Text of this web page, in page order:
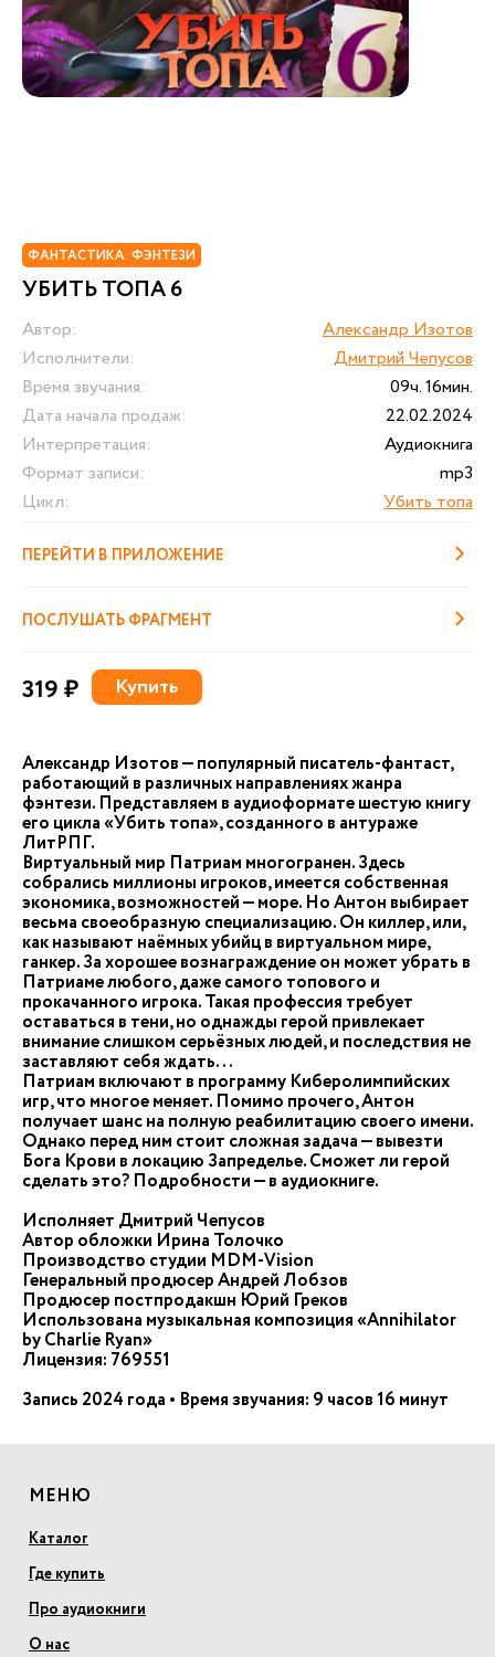
ФАНТАСТИКА. ФЭНТЕЗИ
УБИТЬ ТОПА 6
Автор:
Александр Изотов
Исполнители:
Дмитрий Чепусов
Время звучания:
09ч. 16мин.
Дата начала продаж:
22.02.2024
Интерпретация:
Аудиокнига
Формат записи:
mp3
Цикл:
Убить топа
ПЕРЕЙТИ В ПРИЛОЖЕНИЕ
ПОСЛУШАТЬ ФРАГМЕНТ
319 ₽ Купить
Александр Изотов — популярный писатель-фантаст,
работающий в различных направлениях жанра
фэнтези. Представляем в аудиоформате шестую книгу
его цикла «Убить топа», созданного в антураже
ЛитРПГ.
Виртуальный мир Патриам многогранен. Здесь
собрались миллионы игроков, имеется собственная
экономика, возможностей — море. Но Антон выбирает
весьма своеобразную специализацию. Он киллер, или,
как называют наёмных убийц в виртуальном мире,
ганкер. За хорошее вознаграждение он может убрать в
Патриаме любого, даже самого топового и
прокачанного игрока. Такая профессия требует
оставаться в тени, но однажды герой привлекает
внимание слишком серьёзных людей, и последствия не
заставляют себя ждать...
Патриам включают в программу Киберолимпийских
игр, что многое меняет. Помимо прочего, Антон
получает шанс на полную реабилитацию своего имени.
Однако перед ним стоит сложная задача — вывезти
Бога Крови в локацию Запределье. Сможет ли герой
сделать это? Подробности — в аудиокниге.
Исполняет Дмитрий Чепусов
Автор обложки Ирина Толочко
Производство студии MDM-Vision
Генеральный продюсер Андрей Лобзов
Продюсер постпродакшн Юрий Греков
Использована музыкальная композиция «Annihilator
by Charlie Ryan»
Лицензия: 769551
Запись 2024 года • Время звучания: 9 часов 16 минут
МЕНЮ
Каталог
Где купить
Про аудиокниги
О нас